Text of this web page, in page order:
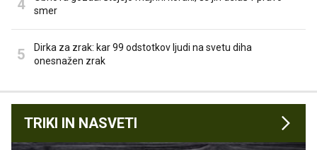
smer
Dirka za zrak: kar 99 odstotkov ljudi na svetu diha
onesnažen zrak
TRIKI IN NASVETI